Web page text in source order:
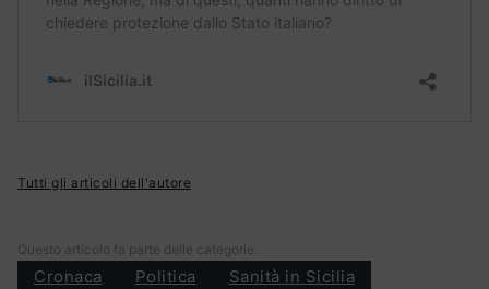
Tutti gli articoli dell'autore
Questo articolo fa parte delle categorie:
Cronaca Politica Sanità in Sicilia